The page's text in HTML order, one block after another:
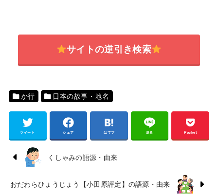
サイトの逆引き検索
か行 日本の故事・地名
ツイート シェア はてブ 送る Pocket
くしゃみの語源・由来
おだわらひょうじょう【小田原評定】の語源・由来